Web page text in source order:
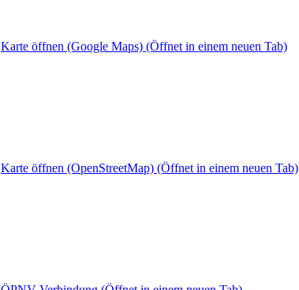
Karte öffnen (Google Maps) (Öffnet in einem neuen Tab)
Karte öffnen (OpenStreetMap) (Öffnet in einem neuen Tab)